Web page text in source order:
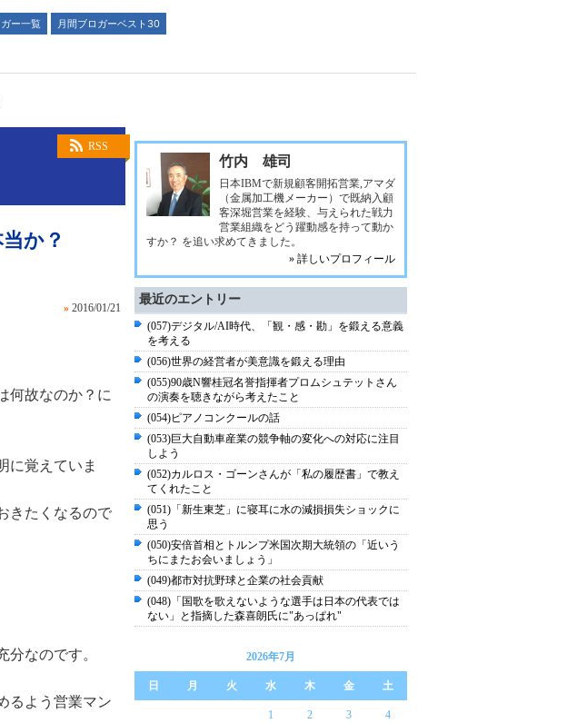
ー一覧
月間ブロガーベスト30
RSS
か？
» 2016/01/21
何故なのか？に
に覚えていま
きたくなるので
分なのです。
るよう営業マン
竹内 雄司
日本IBMで新規顧客開拓営業,アマダ
（金属加工機メーカー）で既納入顧
客深堀営業を経験、与えられた戦力
営業組織をどう躍動感を持って動か
すか？ を追い求めてきました。
» 詳しいプロフィール
最近のエントリー
(057)デジタル/AI時代、「観・感・勘」を鍛える意義
を考える
(056)世界の経営者が美意識を鍛える理由
(055)90歳N響桂冠名誉指揮者プロムシュテットさん
の演奏を聴きながら考えたこと
(054)ピアノコンクールの話
(053)巨大自動車産業の競争軸の変化への対応に注目
しよう
(052)カルロス・ゴーンさんが「私の履歴書」で教え
てくれたこと
(051)「新生東芝」に寝耳に水の減損損失ショックに
思う
(050)安倍首相とトルンプ米国次期大統領の「近いう
ちにまたお会いましょう」
(049)都市対抗野球と企業の社会貢献
(048)「国歌を歌えないような選手は日本の代表では
ない」と指摘した森喜朗氏に"あっぱれ"
2026年7月
日 月 火 水 木 金 土
1 2 3 4